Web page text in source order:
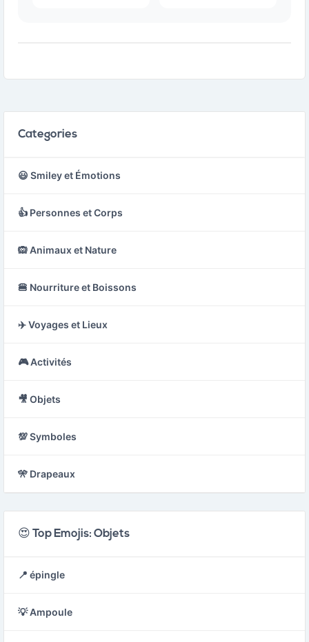
pierre.
Categories
😃 Smiley et Émotions
👍 Personnes et Corps
🙉 Animaux et Nature
🍔 Nourriture et Boissons
✈️ Voyages et Lieux
🎮 Activités
🎥 Objets
💯 Symboles
🎌 Drapeaux
😍 Top Emojis: Objets
📍 épingle
💡 Ampoule